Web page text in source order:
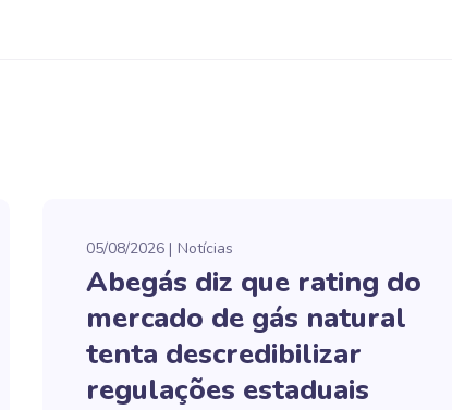
05/08/2026 Notícias
Abegás diz que rating do
mercado de gás natural
tenta descredibilizar
regulações estaduais